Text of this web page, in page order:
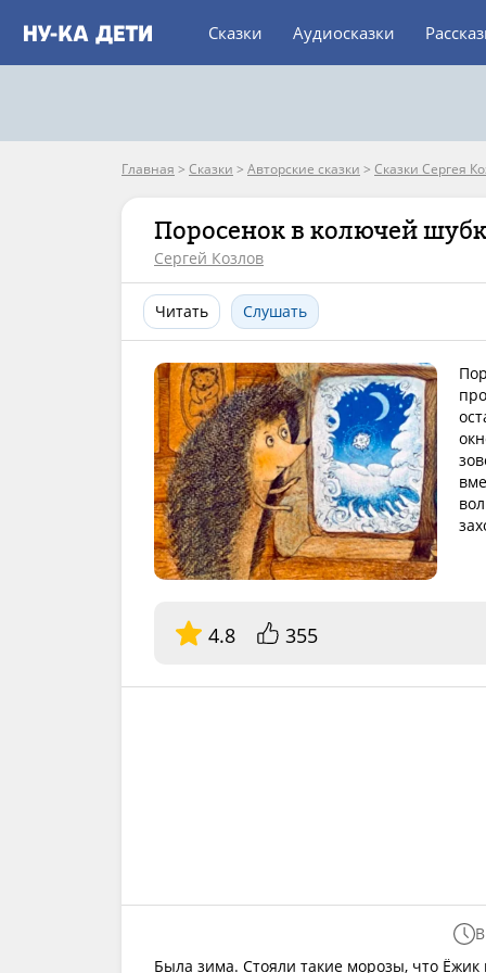
Сказки Аудиосказки
Главная > Сказки > Авторские сказки > Сказки Сергея
Поросенок в колючей
Сергей Козлов
Читать Слушать
4.8 355
Была зима. Стояли такие морозы, что Ёжик